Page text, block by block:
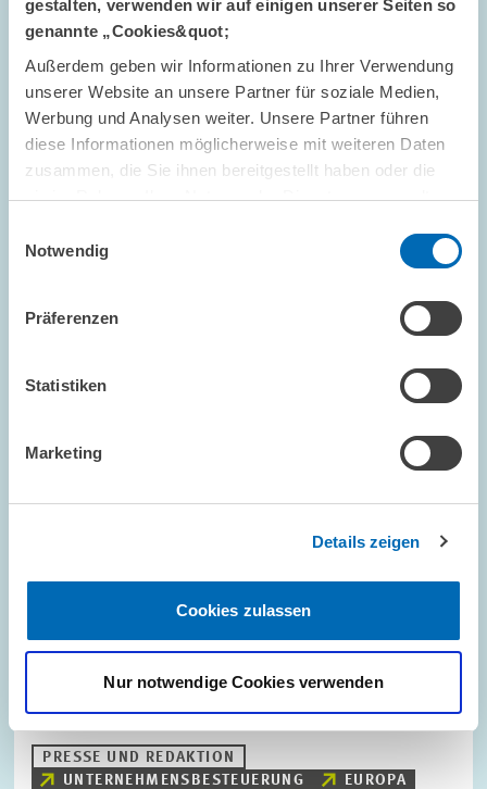
gestalten, verwenden wir auf einigen unserer Seiten so
genannte „Cookies&quot;
Außerdem geben wir Informationen zu Ihrer Verwendung
unserer Website an unsere Partner für soziale Medien,
Werbung und Analysen weiter. Unsere Partner führen
diese Informationen möglicherweise mit weiteren Daten
zusammen, die Sie ihnen bereitgestellt haben oder die
sie im Rahmen Ihrer Nutzung der Dienste gesammelt
Notwendig
Präferenzen
Statistiken
Marketing
Details zeigen
Cookies zulassen
Nur notwendige Cookies verwenden
ZEW
deutlicher Anstieg
Februar deutlich um +9,0 Punkte gestiegen. Der Indikator steht
nun bei +35,9 Punkten nach +26,9 Punkten im Januar und liegt
KONJUNKTURINDIKATOR
Unternehmensbesteuerung in Deutschland hat das Zentrum für
Anfragen der Medien eine Übersicht über die…
PRESSE UND REDAKTION
UNTERNEHMENSBESTEUERUNG
EUROPA